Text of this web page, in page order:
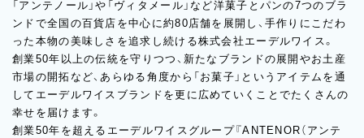
「アンテノール」や「ヴィタメール」など洋菓子とパンの7つのブラ
ンドで全国の百貨店を中心に約80店舗を展開し、手作りにこだわ
った本物の美味しさを追求し続ける株式会社エーデルワイス。
創業50年以上の伝統を守りつつ、新たなブランドの展開やお土産
市場の開拓など、あらゆる角度から「お菓子」というアイテムを通
してエーデルワイスブランドを更に広めていくことでたくさんの
幸せを届けます。
創業50年を超えるエーデルワイスグループ『ANTENOR（アンテ